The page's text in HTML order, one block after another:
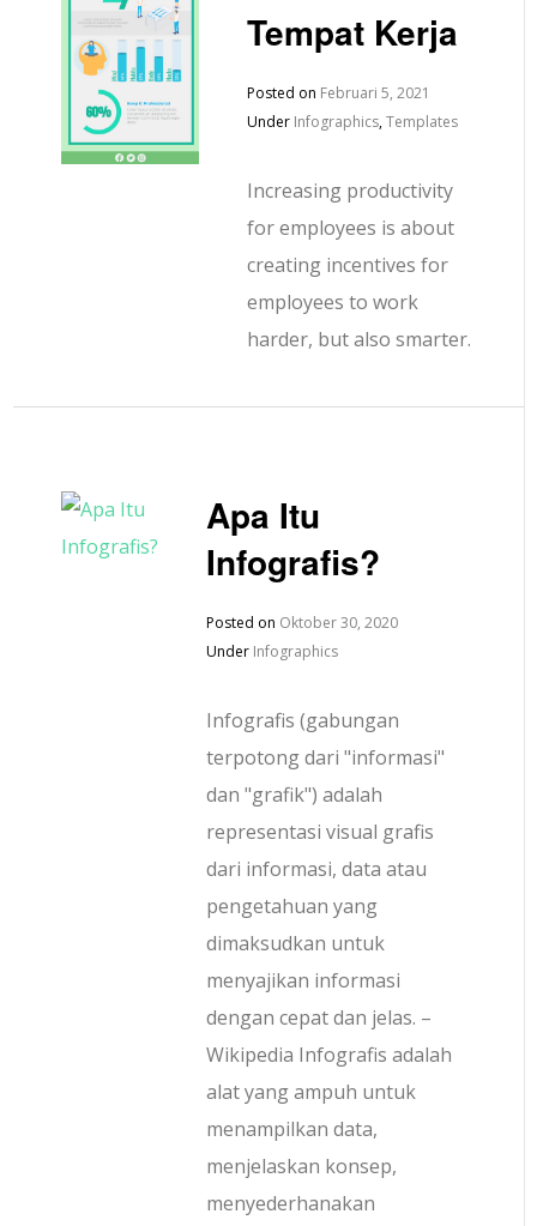
Tempat Kerja
Posted on Februari 5, 2021
Under Infographics,Templates
Increasing productivity
for employees is about
creating incentives for
employees to work
harder, but also smarter.
Apa Itu
Infografis?
Posted on Oktober 30, 2020
Under Infographics
Infografis (gabungan
terpotong dari "informasi"
dan "grafik") adalah
representasi visual grafis
dari informasi, data atau
pengetahuan yang
dimaksudkan untuk
menyajikan informasi
dengan cepat dan jelas. –
Wikipedia Infografis adalah
alat yang ampuh untuk
menampilkan data,
menjelaskan konsep,
menyederhanakan